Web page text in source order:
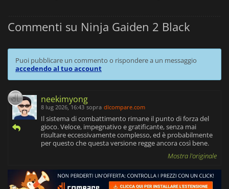
Commenti su Ninja Gaiden 2 Black
Puoi pubblicare un commento o rispondere a un messaggio
accedendo al tuo account
neekimyong
8 lug 2026, 16:43 sopra dlcompare.com
Il sistema di combattimento rimane il punto di forza del
gioco. Veloce, impegnativo e gratificante, senza mai
risultare eccessivamente complesso, ed è probabilmente
per questo che questa versione regge ancora così bene.
Mostra l'originale